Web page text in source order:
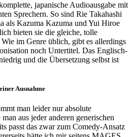
japanische Audioausgabe mit
Sprechern. So sind Rie Takahashi
als Kazuma Kazuma und Yui Hiroe
bieten sie die gleiche, tolle
im Genre üblich, gibt es allerdings
noch Untertitel. Das Englisch-
und die Übersetzung selbst ist
Ausnahme
man leider nur absolute
aus jeder anderen generischen
passt das zwar zum Comedy-Ansatz